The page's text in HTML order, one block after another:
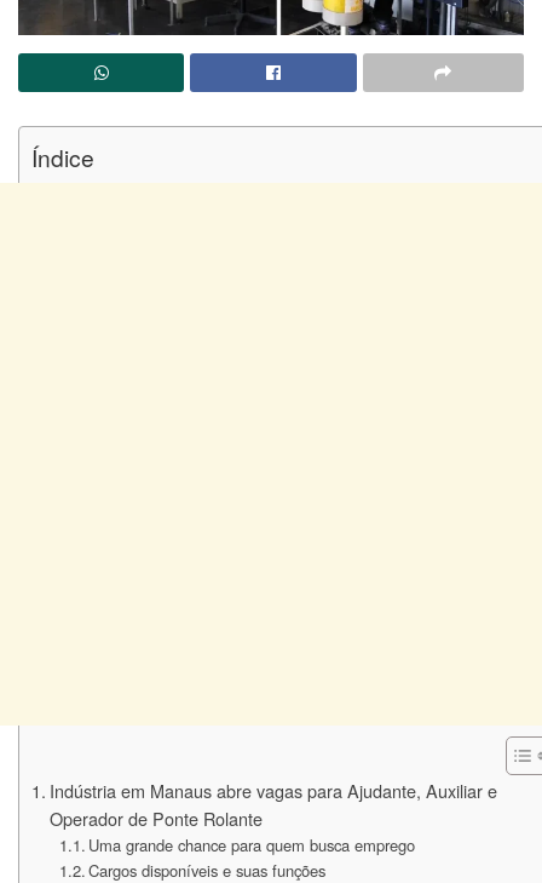
Índice
Indústria em Manaus abre vagas para Ajudante, Auxiliar e
Operador de Ponte Rolante
Uma grande chance para quem busca emprego
Cargos disponíveis e suas funções